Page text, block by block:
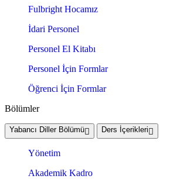
Fulbright Hocamız
İdari Personel
Personel El Kitabı
Personel İçin Formlar
Öğrenci İçin Formlar
Bölümler
Yabancı Diller Bölümü Ders İçerikleri
Yönetim
Akademik Kadro